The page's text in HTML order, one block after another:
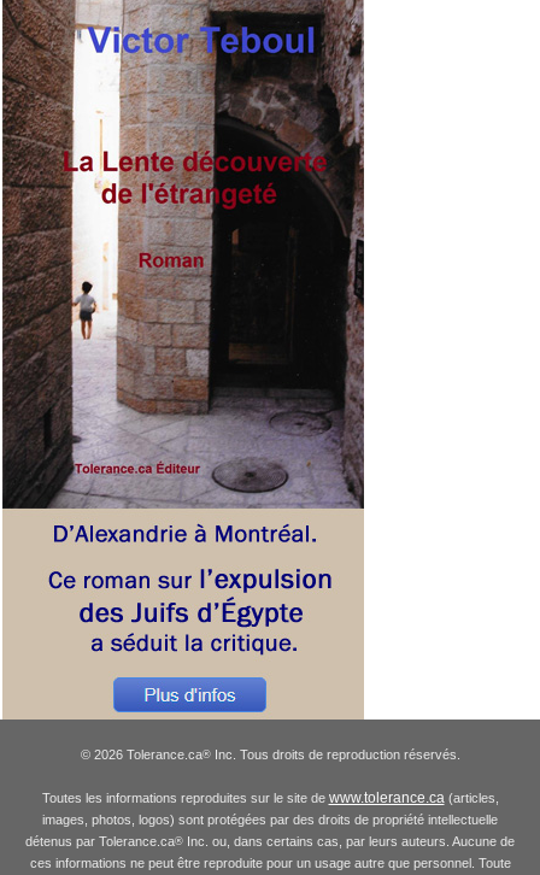
© 2026 Tolerance.ca®Inc. Tous droits de reproduction réservés.
Toutes les informations reproduites sur le site de www.tolerance.ca (articles,
images, photos, logos) sont protégées par des droits de propriété intellectuelle
détenus par Tolerance.ca® Inc. ou, dans certains cas, par leurs auteurs. Aucune de
ces informations ne peut être reproduite pour un usage autre que personnel. Toute